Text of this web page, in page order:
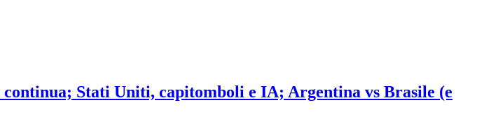
Stati Uniti, capitomboli e IA; Argentina vs Brasile (e